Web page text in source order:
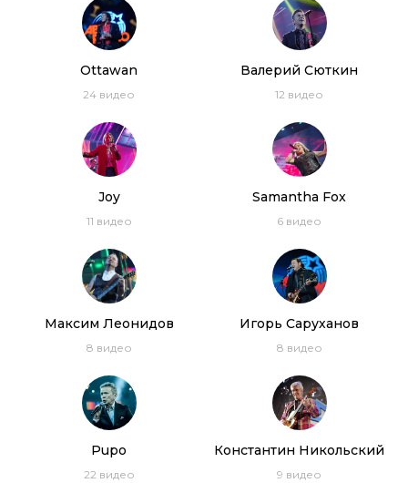
Дискотека 80-х (2017) Полная версия фестиваля
Авторадио
Дискотека 80-х 2007. Лучшие моменты
1:33:50
фестиваля Авторадио
Дискотека 80-х 2013. Лучшие моменты
фестиваля Авторадио
03:54:11
(DVDRip)
TOP HITS OF THE DISCO 80’s: UB40, Alphaville,
Smokie, Dschinghis Khan, Londonbeat, Joy
Ottawan
24 видео
Валерий Сюткин
12 видео
Joy
11 видео
Samantha Fox
6 видео
Максим Леонидов
8 видео
Игорь Саруханов
8 видео
Pupo
22 видео
Константин Никольский
9 видео